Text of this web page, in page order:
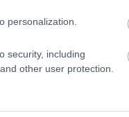
personalization.
security, including
other user protection.